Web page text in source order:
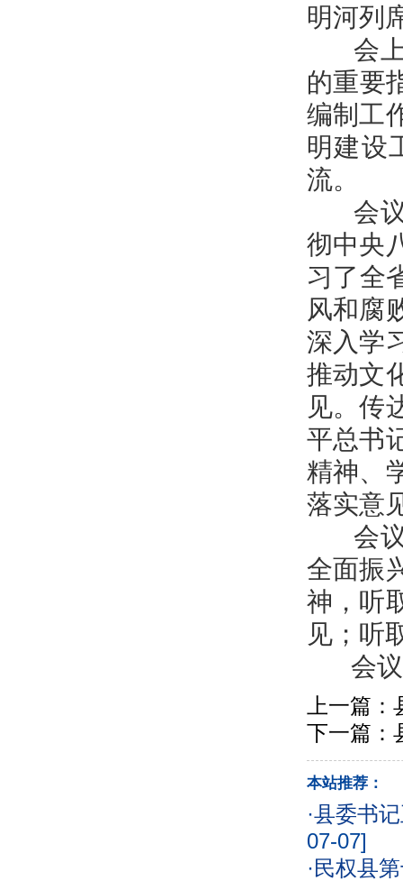
明河列
会上
的重要
编制工
明建设
流。
会议
彻中央
习了全
风和腐
深入学
推动文
见。传
平总书
精神、
落实意
会议
全面振
神，听
见；听
会议
上一篇：
下一篇：
本站推荐：
·县委书
07-07]
·民权县